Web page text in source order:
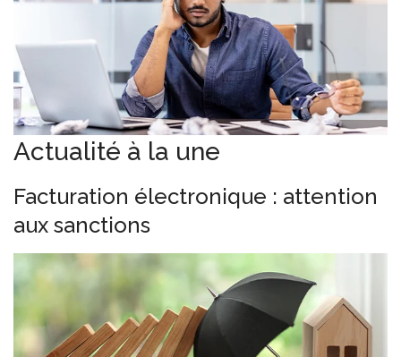
Actualité à la une
Facturation électronique : attention
aux sanctions